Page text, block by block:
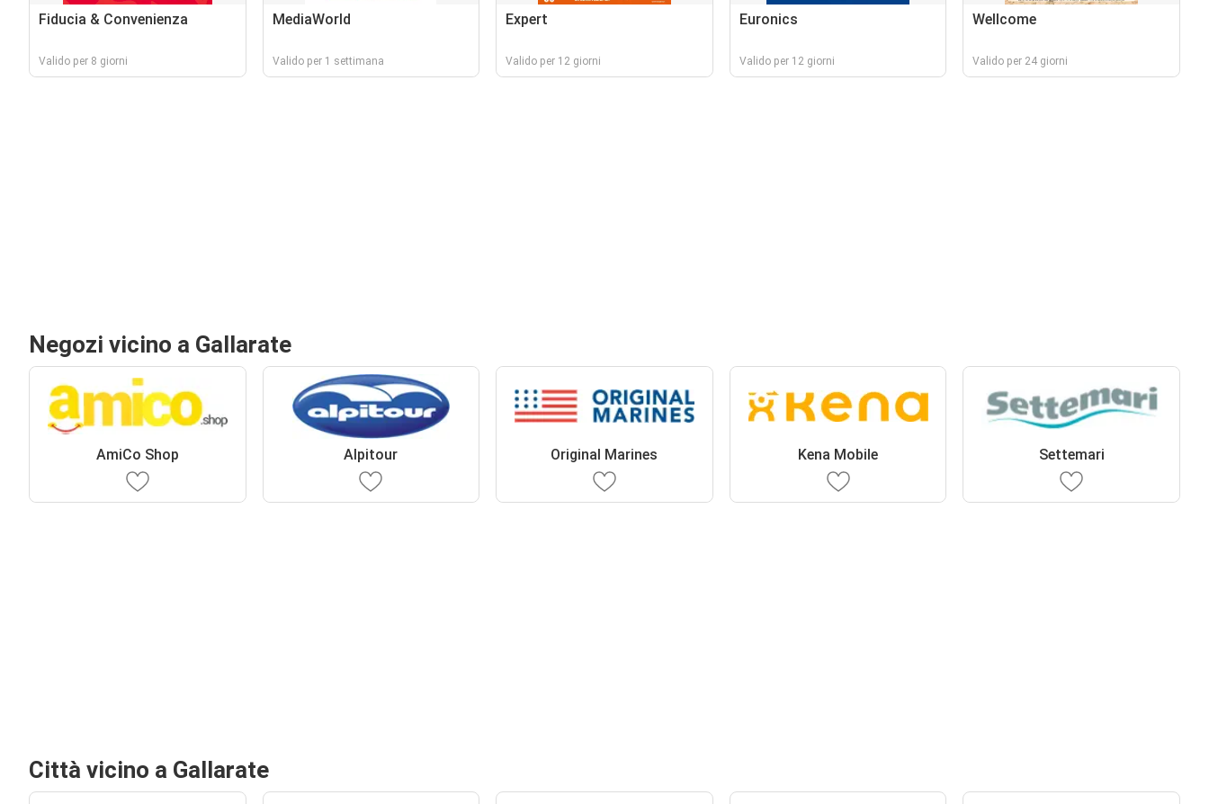
Fiducia & Convenienza
Valido per 8 giorni
MediaWorld
Valido per 1 settimana
Expert
Valido per 12 giorni
Euronics
Valido per 12 giorni
Wellcome
Valido per 24 giorni
Negozi vicino a Gallarate
AmiCo Shop Alpitour Original Marines Kena Mobile Settemari
Città vicino a Gallarate